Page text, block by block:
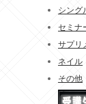
シング
セミナ
サプリ
ネイル
その他